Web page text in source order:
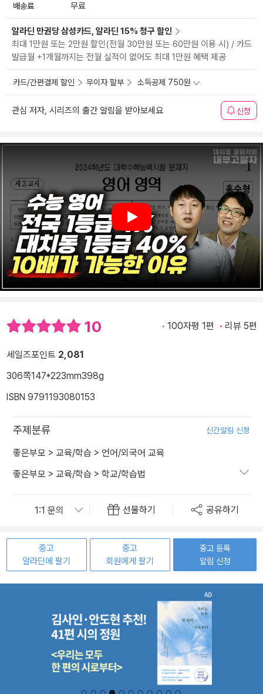
배송료 무료
알라딘 만권당 삼성카드, 알라딘 15% 청구 할인
최대 1만원 또는 2만원 할인(전월 30만원 또는 60만원 이용 시) / 카드
발급월 +1개월까지는 전월 실적이 없어도 최대 1만원 혜택 제공
카드/간편결제 할인 무이자 할부 소득공제 750원
관심 저자, 시리즈의 출간 알림을 받아보세요 신청
Play
10 100자평 1편 리뷰 5편
세일즈포인트 2,081
306쪽147*223mm398g
ISBN 9791193080153
주제분류 신간알림 신청
좋은부모 > 교육/학습 > 언어/외국어 교육
좋은부모 > 교육/학습 > 학교/학습법
선물하기 공유하기
중고
알라딘에 팔기
중고
회원에게 팔기
중고 등록
알림 신청